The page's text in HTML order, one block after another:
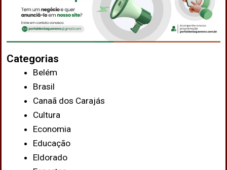
Categorias
Belém
Brasil
Canaã dos Carajás
Cultura
Economia
Educação
Eldorado